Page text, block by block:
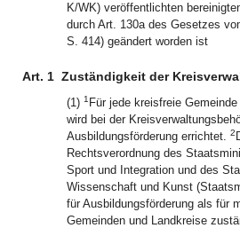
K/WK) veröffentlichten
durch Art. 130a des Gesetzes
S. 414) geändert worden ist
Art. 1 Zuständigkeit der
(1) 1 Für jede kreisfreie
wird bei der
Ausbildungsförderung errichtet. 2
Rechtsverordnung des
Sport und Integration und des
Wissenschaft und Kunst
für Ausbildungsförderung als für
Gemeinden und Landkreise